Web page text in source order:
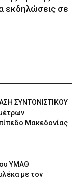
εκδηλώσεις σε
ΣΥΝΤΟΝΙΣΤΙΚΟΥ
Μακεδονίας
ΥΜΑΘ
με τον